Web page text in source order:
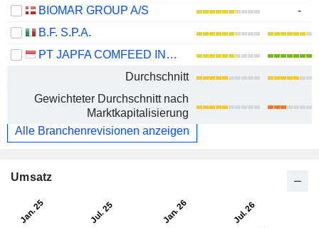
BIOMAR GROUP A/S
-
B.F. S.P.A.
PT JAPFA COMFEED INDONESIA TBK
Durchschnitt
Gewichteter Durchschnitt nach
Marktkapitalisierung
Alle Branchenrevisionen anzeigen
Umsatz